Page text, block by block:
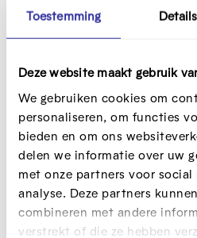
Toestemming Details
Deze website maakt gebruik
We gebruiken cookies om
personaliseren, om functies
bieden en om ons
delen we informatie over uw
met onze partners voor social
analyse. Deze partners
combineren met andere
verstrekt of die ze hebben
onderzoeksmethodes
Verwerken en
toepassen
Heb je één of meerdere
Perfect, je kan er snel
niet: iets doen, hoe klein
dan achter je bureau
bevragen.